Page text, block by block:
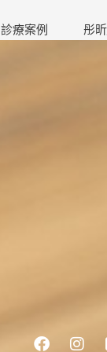
診療案例 彤